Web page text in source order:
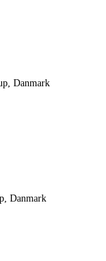
Danmark
Danmark